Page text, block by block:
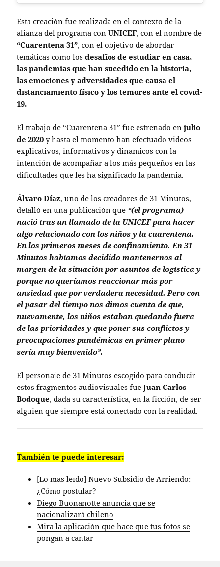
Esta creación fue realizada en el contexto de la
alianza del programa conUNICEF, con el nombre de
“Cuarentena 31”, con el objetivo de abordar
temáticas como losdesafíos de estudiar en casa,
las pandemias que han sucedido en la historia,
las emociones y adversidades que causa el
distanciamiento físico y los temores ante el covid-
19.
El trabajo de “Cuarentena 31” fue estrenado enjulio
de 2020 y hasta el momento han efectuado videos
explicativos, informativos y dinámicos con la
intención de acompañar a los más pequeños en las
dificultades que les ha significado la pandemia.
Álvaro Díaz, uno de los creadores de 31 Minutos,
detalló en una publicación que “(el programa)
nació tras un llamado de la UNICEF para hacer
algo relacionado con los niños y la cuarentena.
En los primeros meses de confinamiento. En 31
Minutos habíamos decidido mantenernos al
margen de la situación por asuntos de logística y
porque no queríamos reaccionar más por
ansiedad que por verdadera necesidad. Pero con
el pasar del tiempo nos dimos cuenta de que,
nuevamente, los niños estaban quedando fuera
de las prioridades y que poner sus conflictos y
preocupaciones pandémicas en primer plano
sería muy bienvenido”.
El personaje de 31 Minutos escogido para conducir
estos fragmentos audiovisuales fueJuan Carlos
Bodoque, dada su característica, en la ficción, de ser
alguien que siempre está conectado con la realidad.
También te puede interesar:
[Lo más leído] Nuevo Subsidio de Arriendo:
¿Cómo postular?
Diego Buonanotte anuncia que se
nacionalizará chileno
Mira la aplicación que hace que tus fotos se
pongan a cantar